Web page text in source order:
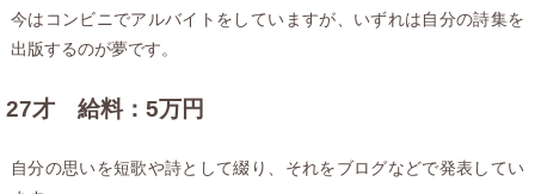
今はコンビニでアルバイトをしていますが、いずれは自分の詩集を
出版するのが夢です。
27才 給料：5万円
自分の思いを短歌や詩として綴り、それをブログなどで発表してい